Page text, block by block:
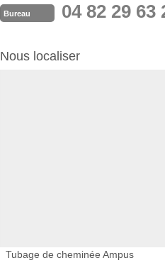
Bureau 04 82 29 63
Nous localiser
Tubage de cheminée Ampus